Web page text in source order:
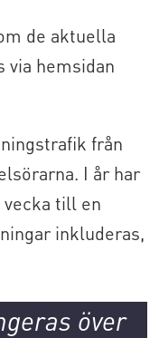
de aktuella
via hemsidan
från
I år har
till en
inkluderas,
över